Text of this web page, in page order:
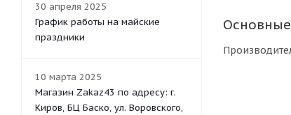
Основные
30 апреля 2025
График работы на майские
праздники
10 марта 2025
Магазин Zakaz43 по адресу: г.
Киров, БЦ Баско, ул. Воровского,